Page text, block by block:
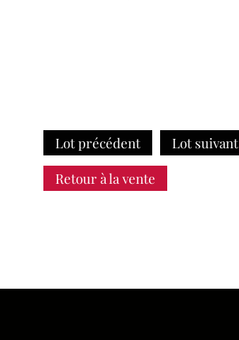
Lot précédent Lot suivant
Retour à la vente